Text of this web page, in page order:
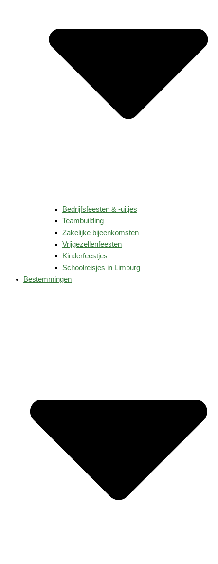
Bedrijfsfeesten & -uitjes
Teambuilding
Zakelijke bijeenkomsten
Vrijgezellenfeesten
Kinderfeestjes
Schoolreisjes in Limburg
Bestemmingen